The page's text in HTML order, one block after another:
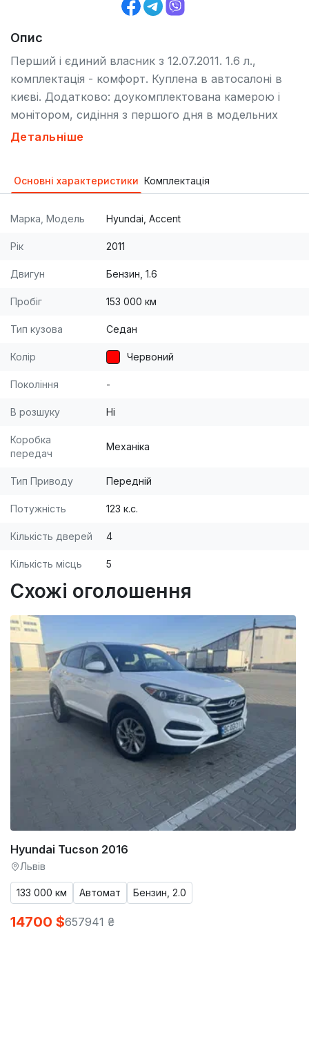
Опис
Перший і єдиний власник з 12.07.2011. 1.6 л.,
комплектація - комфорт. Куплена в автосалоні в
києві. Додатково: доукомплектована камерою і
монітором, сидіння з першого дня в модельних
чохлах, проведено антикоризаційну обробку,
ключей і колес (літо на дисках). Газ не
сто.
Детальніше
Основні характеристики Комплектація
Марка, Модель Hyundai, Accent
Рік 2011
Двигун Бензин, 1.6
Пробіг 153 000 км
Тип кузова Седан
Колір Червоний
Покоління -
В розшуку Ні
Коробка
передач
Механіка
Тип Приводу Передній
Потужність 123 к.с.
Кількість дверей 4
Кількість місць 5
Схожі оголошення
Hyundai Tucson 2016
Львів
133 000 км Автомат Бензин, 2.0
14700 $657941 ₴